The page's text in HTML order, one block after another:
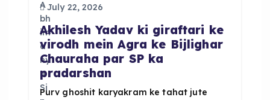
July 22, 2026
Akhilesh Yadav ki giraftari ke
virodh mein Agra ke Bijlighar
Chauraha par SP ka
pradarshan
Purv ghoshit karyakram ke tahat jute